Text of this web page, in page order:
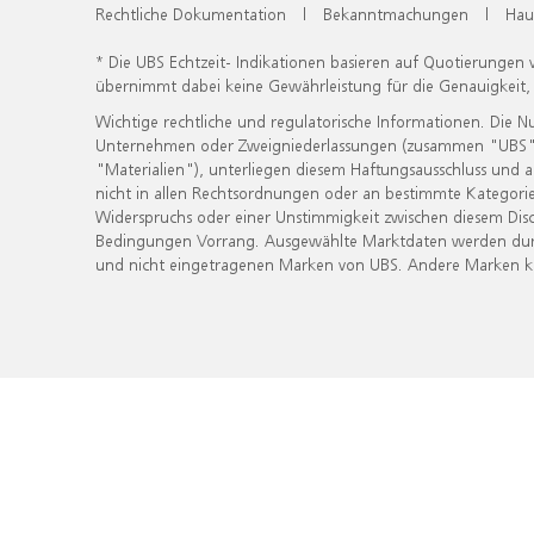
Rechtliche Dokumentation | Bekanntmachungen |
* Die UBS Echtzeit- Indikationen basieren auf
übernimmt dabei keine Gewährleistung für die
Wichtige rechtliche und regulatorische Informationen. Die
Unternehmen oder Zweigniederlassungen (zusammen
"Materialien"), unterliegen diesem Haftungsausschluss
nicht in allen Rechtsordnungen oder an bestimmte
Widerspruchs oder einer Unstimmigkeit zwischen diesem
Bedingungen Vorrang. Ausgewählte Marktdaten werden
und nicht eingetragenen Marken von UBS. Andere Marken